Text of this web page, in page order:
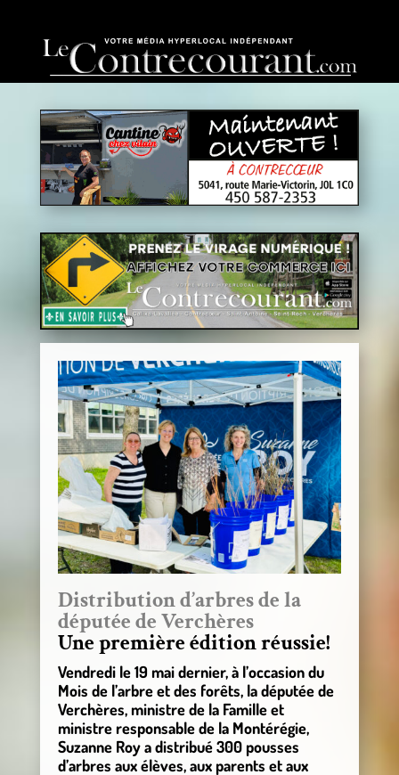
Distribution d’arbres de la
députée de Verchères
Une première édition réussie!
Vendredi le 19 mai dernier, à l’occasion du
Mois de l’arbre et des forêts, la députée de
Verchères, ministre de la Famille et
ministre responsable de la Montérégie,
Suzanne Roy a distribué 300 pousses
d’arbres aux élèves, aux parents et aux